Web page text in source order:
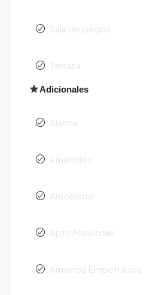
Sala de juegos
Terraza
Adicionales
Alarma
Amenities
Amoblado
Apto Mascotas
Armarios Empotrados